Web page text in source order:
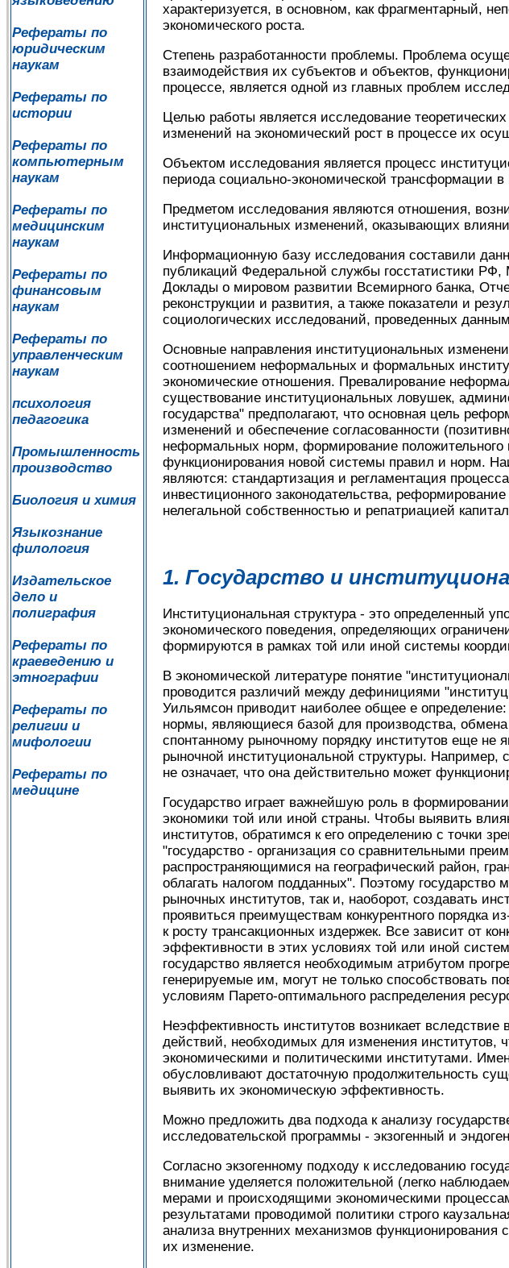
Рефераты по
юридическим
наукам
Рефераты по
истории
Рефераты по
компьютерным
наукам
Рефераты по
медицинским
наукам
Рефераты по
финансовым
наукам
Рефераты по
управленческим
наукам
психология
педагогика
Промышленность
производство
Биология и химия
Языкознание
филология
Издательское
дело и
полиграфия
Рефераты по
краеведению и
этнографии
Рефераты по
религии и
мифологии
Рефераты по
медицине
характеризуется, в основном, как фрагментарный,
экономического роста.
Степень разработанности проблемы. Проблема
взаимодействия их субъектов и объектов,
процессе, является одной из главных проблем
Целью работы является исследование
изменений на экономический рост в процессе их
Объектом исследования является процесс
периода социально-экономической трансформации в
Предметом исследования являются отношения,
институциональных изменений, оказывающих
Информационную базу исследования составили
публикаций Федеральной службы госстатистики
Доклады о мировом развитии Всемирного банка,
реконструкции и развития, а также показатели и
социологических исследований, проведенных
Основные направления институциональных
соотношением неформальных и формальных
экономические отношения. Превалирование
существование институциональных ловушек,
государства" предполагают, что основная цель
изменений и обеспечение согласованности
неформальных норм, формирование положительного
функционирования новой системы правил и норм.
являются: стандартизация и регламентация
инвестиционного законодательства,
нелегальной собственностью и репатриацией
1. Государство и
Институциональная структура - это определенный
экономического поведения, определяющих
формируются в рамках той или иной системы
В экономической литературе понятие
проводится различий между дефинициями
Уильямсон приводит наиболее общее е
нормы, являющиеся базой для производства,
спонтанному рыночному порядку институтов еще не
рыночной институциональной структуры. Например,
не означает, что она действительно может
Государство играет важнейшую роль в
экономики той или иной страны. Чтобы выявить
институтов, обратимся к его определению с точки
"государство - организация со сравнительными
распространяющимися на географический район,
облагать налогом подданных". Поэтому
рыночных институтов, так и, наоборот, создавать
проявиться преимуществам конкурентного порядка
к росту трансакционных издержек. Все зависит от
эффективности в этих условиях той или иной
государство является необходимым атрибутом
генерируемые им, могут не только
условиям Парето-оптимального распределения
Неэффективность институтов возникает
действий, необходимых для изменения институтов,
экономическими и политическими институтами.
обусловливают достаточную продолжительность
выявить их экономическую эффективность.
Можно предложить два подхода к анализу
исследовательской программы - экзогенный и
Согласно экзогенному подходу к исследованию
внимание уделяется положительной (легко
мерами и происходящими экономическими
результатами проводимой политики строго
анализа внутренних механизмов функционирования
их изменение.